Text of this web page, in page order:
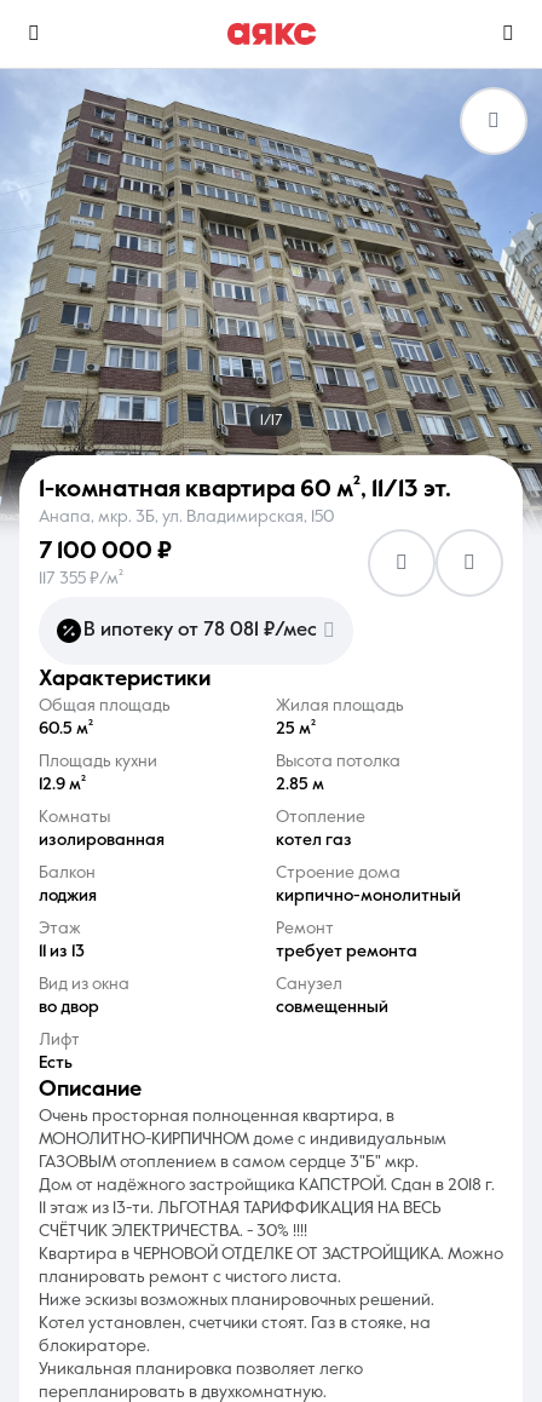
г. Анапа
Избранное
0 объявлений
Сравнение
0 объявлений
Недвижимость Услуги
О компании Контакты
8 (861) 297-00-00
1/17
1-комнатная квартира 60 м², 11/13 эт.
Анапа, мкр. 3Б, ул. Владимирская, 150
7 100 000 ₽
117 355 ₽/м²
В ипотеку от 78 081 ₽/мес
характеристики
Общая площадь
60.5 м²
Жилая площадь
25 м²
Площадь кухни
12.9 м²
Высота потолка
2.85 м
Комнаты
изолированная
Отопление
котел газ
Балкон
лоджия
Строение дома
кирпично-монолитный
Этаж
11 из 13
Ремонт
требует ремонта
Вид из окна
во двор
Санузел
совмещенный
Лифт
Есть
описание
Очень просторная полноценная квартира, в
МОНОЛИТНО-КИРПИЧНОМ доме с индивидуальным
ГАЗОВЫМ отоплением в самом сердце 3"Б" мкр.
Дом от надёжного застройщика КАПСТРОЙ. Сдан в 2018 г.
11 этаж из 13-ти. ЛЬГОТНАЯ ТАРИФФИКАЦИЯ НА ВЕСЬ
СЧЁТЧИК ЭЛЕКТРИЧЕСТВА. - 30% !!!!
Квартира в ЧЕРНОВОЙ ОТДЕЛКЕ ОТ ЗАСТРОЙЩИКА. Можно
планировать ремонт с чистого листа.
Ниже эскизы возможных планировочных решений.
Котел установлен, счетчики стоят. Газ в стояке, на
блокираторе.
Уникальная планировка позволяет легко
перепланировать в двухкомнатную.